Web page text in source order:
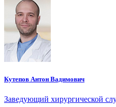
Кутепов Антон Вадимович
Заведующий хирургической